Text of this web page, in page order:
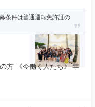
条件は普通運転免許証の
方 《今働く人たち》 年